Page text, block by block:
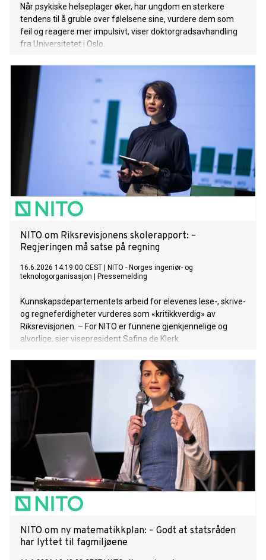
Når psykiske helseplager øker, har ungdom en sterkere
tendens til å gruble over følelsene sine, vurdere dem som
feil og reagere mer impulsivt, viser doktorgradsavhandling
fra Universitetet i Oslo.
NITO om Riksrevisjonens skolerapport: –
Regjeringen må satse på regning
16.6.2026 14:19:00 CEST
NITO - Norges ingeniør- og
teknologorganisasjon
Pressemelding
Kunnskapsdepartementets arbeid for elevenes lese-, skrive-
og regneferdigheter vurderes som «kritikkverdig» av
Riksrevisjonen. – For NITO er funnene gjenkjennelige og
alvorlige, sier visepresident Safina de Klerk.
NITO om ny matematikkplan: – Godt at statsråden
har lyttet til fagmiljøene